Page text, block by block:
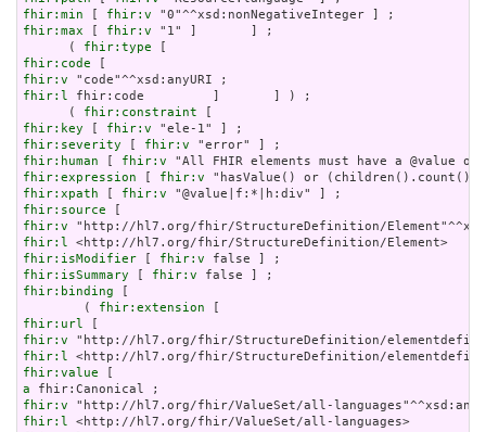
fhir:min [ fhir:v
fhir:max [ fhir:v "1" ]       ] ;
      (
fhir:type
fhir:code
fhir:v
fhir:l fhir:code         ]       ] ) ;
      (
fhir:constraint
fhir:key [ fhir:v
fhir:severity [ fhir:v
fhir:human [ fhir:v
fhir:expression [ fhir:v
fhir:xpath [ fhir:v
fhir:source
fhir:v
fhir:l
fhir:isModifier [ fhir:v
fhir:isSummary [ fhir:v
fhir:binding [
        (
fhir:extension
fhir:url
fhir:v
fhir:l
fhir:value
a
fhir:v
fhir:l